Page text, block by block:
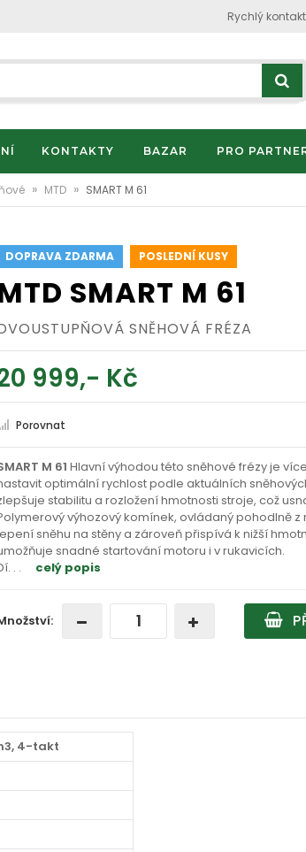
Rychlý
KONTAKTY BAZAR PRO
» MTD » SMART M 61
DOPRAVA ZDARMA POSLEDNÍ KUSY
SMART M 61
SNĚHOVÁ FRÉZA
999,- Kč
Porovnat
M 61 Hlavní výhodou této sněhové frézy je
optimální rychlost podle aktuálních
stabilitu a rozložení hmotnosti stroje, což
výhozový komínek, ovládaný pohodlně
sněhu na stěny a zároveň přispívá k nižší
snadné startování motoru i v rukavicích.
. . . celý popis
4-takt